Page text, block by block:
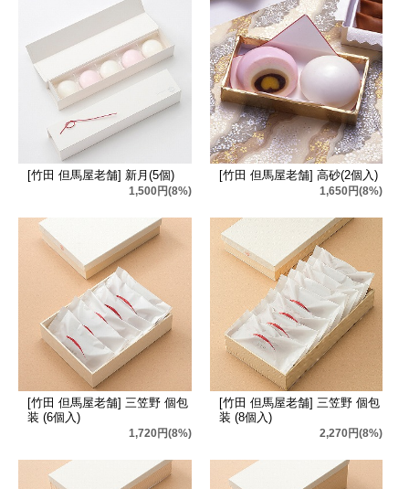
[竹田 但馬屋老舗] 新月(5個)
1,500円(8%)
[竹田 但馬屋老舗] 高砂(2個入)
1,650円(8%)
[竹田 但馬屋老舗] 三笠野 個包
装 (6個入)
1,720円(8%)
[竹田 但馬屋老舗] 三笠野 個包
装 (8個入)
2,270円(8%)